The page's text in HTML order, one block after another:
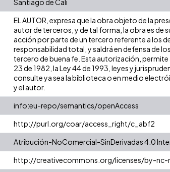
EL AUTOR, expresa que la obra objeto de la
autor de terceros, y de tal forma, la obra es de
acción por parte de un tercero referente a los
responsabilidad total, y saldrá en defensa de
tercero de buena fe. Esta autorización, permite
23 de 1982, la Ley 44 de 1993, leyes y
consulte ya sea la biblioteca o en medio
y el autor.
info:eu-repo/semantics/openAccess
http://purl.org/coar/access_right/c_abf2
Atribución-NoComercial-SinDerivadas 4.0
http://creativecommons.org/licenses/by-